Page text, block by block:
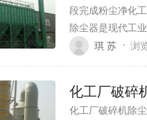
段完成粉尘净化
除尘器是现代工
琪 苏 · 浏
化工厂破碎
化工厂破碎机除